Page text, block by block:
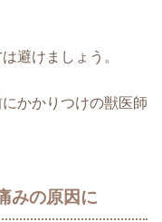
避けましょう。
かかりつけの獣医師
みの原因に